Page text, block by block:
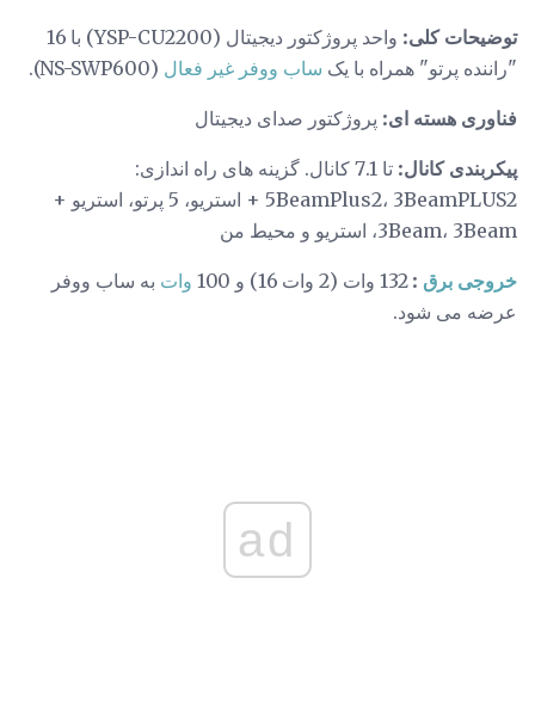
توضیحات کلی:
واحد پروژکتور دیجیتال (YSP-CU2200) با 16
"راننده پرتو" همراه با یک ساب ووفر غیر فعال (NS-SWP600).
فناوری هسته ای: پروژکتور صدای دیجیتال
پیکربندی کانال:
تا 7.1 کانال. گزینه های راه اندازی:
5BeamPlus2، 3BeamPLUS2 + استریو، 5 پرتو، استریو +
3Beam، 3Beam، استریو و محیط من
خروجی برق : 132 وات (2 وات 16) و 100 وات به ساب ووفر
عرضه می شود.
ad